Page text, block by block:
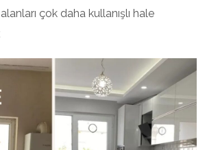
çok daha kullanışlı hale